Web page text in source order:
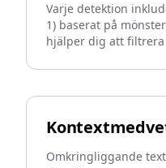
Varje detektion
1) baserat på
hjälper dig att
Omkringliggande